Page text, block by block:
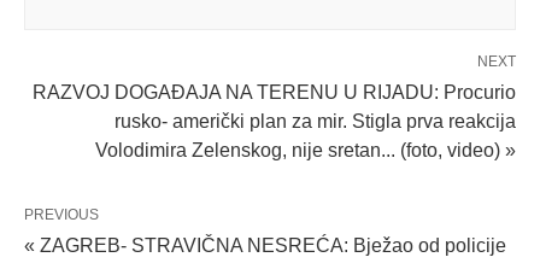
NEXT
RAZVOJ DOGAĐAJA NA TERENU U RIJADU: Procurio
rusko- američki plan za mir. Stigla prva reakcija
Volodimira Zelenskog, nije sretan... (foto, video) »
PREVIOUS
« ZAGREB- STRAVIČNA NESREĆA: Bježao od policije